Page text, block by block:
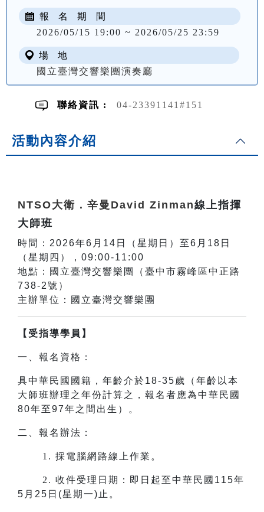
報 名 期 間
2026/05/15 19:00 ~ 2026/05/25 23:59
場 地
國立臺灣交響樂團演奏廳
聯絡資訊 : 04-23391141#151
活動內容介紹
NTSO大衛．辛曼David Zinman線上指揮
大師班
時間：2026年6月14日（星期日）至6月18日
（星期四），09:00-11:00
地點：國立臺灣交響樂團（臺中市霧峰區中正路
738-2號）
主辦單位：國立臺灣交響樂團
【受指導學員】
一、報名資格：
具中華民國國籍，年齡介於18-35歲（年齡以本
大師班辦理之年份計算之，報名者應為中華民國
80年至97年之間出生）。
二、報名辦法：
1. 採電腦網路線上作業。
2. 收件受理日期：即日起至中華民國115年
5月25日(星期一)止。